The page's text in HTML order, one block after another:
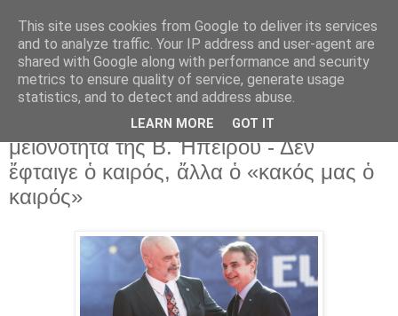
8 Δεκ 2022
Ὁ Μητσοτάκης «ἄδειασε» τήν
μειονότητα τῆς Β. Ἠπείρου - Δέν
ἔφταιγε ὁ καιρός, ἄλλα ὁ «κακός μας ὁ
καιρός»
This site uses cookies from Google to deliver its services
and to analyze traffic. Your IP address and user-agent are
shared with Google along with performance and security
metrics to ensure quality of service, generate usage
statistics, and to detect and address abuse.
LEARN MORE GOT IT